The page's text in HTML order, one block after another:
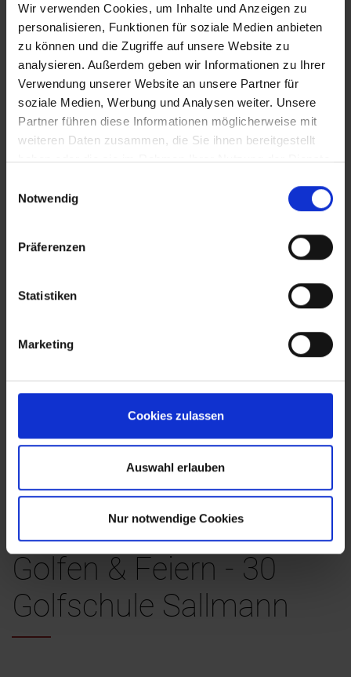
Wir verwenden Cookies, um Inhalte und Anzeigen zu
personalisieren, Funktionen für soziale Medien anbieten
zu können und die Zugriffe auf unsere Website zu
analysieren. Außerdem geben wir Informationen zu Ihrer
Verwendung unserer Website an unsere Partner für
soziale Medien, Werbung und Analysen weiter. Unsere
Partner führen diese Informationen möglicherweise mit
weiteren Daten zusammen, die Sie ihnen bereitgestellt
haben oder die sie im Rahmen Ihrer Nutzung der Dienste
Notwendig
Präferenzen
Statistiken
Marketing
Cookies zulassen
Auswahl erlauben
Nur notwendige Cookies
Golfen & Feiern - 30
Golfschule Sallmann